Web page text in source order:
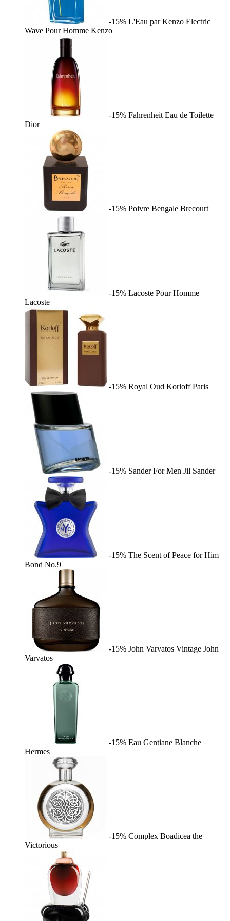
-15% L'Eau par Kenzo Electric
Wave Pour Homme Kenzo
-15% Fahrenheit Eau de Toilette
Dior
-15% Poivre Bengale Brecourt
-15% Lacoste Pour Homme
Lacoste
-15% Royal Oud Korloff Paris
-15% Sander For Men Jil Sander
-15% The Scent of Peace for Him
Bond No.9
-15% John Varvatos Vintage John
Varvatos
-15% Eau Gentiane Blanche
Hermes
-15% Complex Boadicea the
Victorious